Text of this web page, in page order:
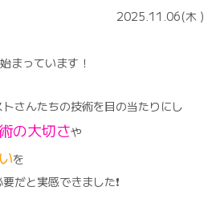
2025.11.06(木 )
まっています！
さんたちの技術を目の当たりにし
の大切さや
を
だと実感できました❗️